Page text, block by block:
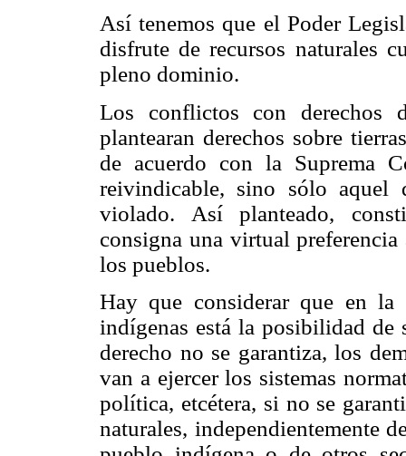
Así tenemos que el Poder
disfrute de recursos naturales
pleno dominio.
Los conflictos con derechos
plantearan derechos sobre
de acuerdo con la Suprema
reivindicable, sino sólo aquel
violado. Así planteado,
consigna una virtual
los pueblos.
Hay que considerar que en
indígenas está la posibilidad
derecho no se garantiza, los
van a ejercer los sistemas
política, etcétera, si no se
naturales, independientemente